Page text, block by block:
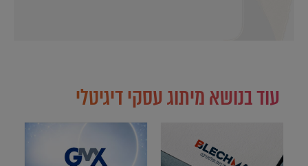
עוד בנושא מיתוג עסקי דיגיטלי